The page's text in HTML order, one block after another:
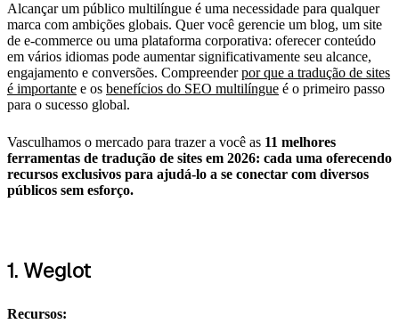
Alcançar um público multilíngue é uma necessidade para qualquer
marca com ambições globais. Quer você gerencie um blog, um site
de e-commerce ou uma plataforma corporativa: oferecer conteúdo
em vários idiomas pode aumentar significativamente seu alcance,
engajamento e conversões. Compreenderpor que a tradução de sites
é importante e os benefícios do SEO multilíngue é o primeiro passo
para o sucesso global.
Vasculhamos o mercado para trazer a você as 11 melhores
ferramentas de tradução de sites em 2026: cada uma oferecendo
recursos exclusivos para ajudá-lo a se conectar com diversos
públicos sem esforço.
1. Weglot
Recursos: